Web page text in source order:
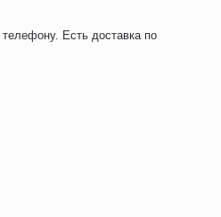
Есть доставка по